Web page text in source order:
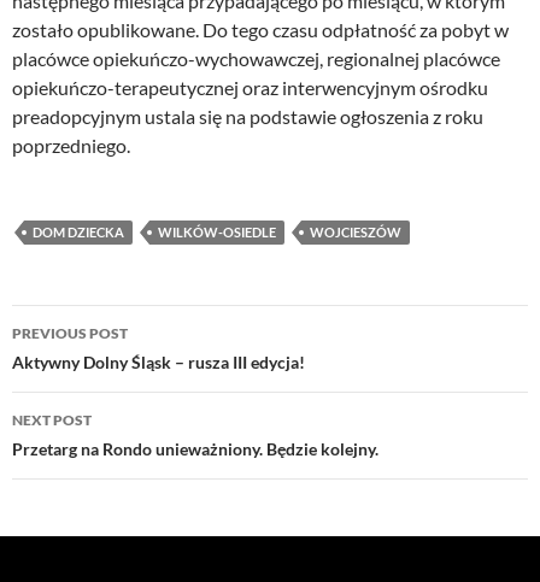
zostało opublikowane. Do tego czasu odpłatność za pobyt w
placówce opiekuńczo-wychowawczej, regionalnej placówce
opiekuńczo-terapeutycznej oraz interwencyjnym ośrodku
preadopcyjnym ustala się na podstawie ogłoszenia z roku
poprzedniego.
DOM DZIECKA WILKÓW-OSIEDLE WOJCIESZÓW
Post
navigation
PREVIOUS POST
Aktywny Dolny Śląsk – rusza III edycja!
NEXT POST
Przetarg na Rondo unieważniony. Będzie kolejny.